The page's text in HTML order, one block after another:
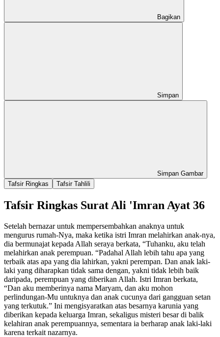
Bagikan
Simpan
Simpan Gambar
Tafsir Ringkas
Tafsir Tahlili
Tafsir Ringkas Surat Ali 'Imran Ayat 36
Setelah bernazar untuk mempersembahkan anaknya untuk
mengurus rumah-Nya, maka ketika istri Imran melahirkan anak-nya,
dia bermunajat kepada Allah seraya berkata, “Tuhanku, aku telah
melahirkan anak perempuan. “Padahal Allah lebih tahu apa yang
terbaik atas apa yang dia lahirkan, yakni perempan. Dan anak laki-
laki yang diharapkan tidak sama dengan, yakni tidak lebih baik
daripada, perempuan yang diberikan Allah. Istri Imran berkata,
“Dan aku memberinya nama Maryam, dan aku mohon
perlindungan-Mu untuknya dan anak cucunya dari gangguan setan
yang terkutuk.” Ini mengisyaratkan atas besarnya karunia yang
diberikan kepada keluarga Imran, sekaligus misteri besar di balik
kelahiran anak perempuannya, sementara ia berharap anak laki-laki
karena terkait nazarnya.